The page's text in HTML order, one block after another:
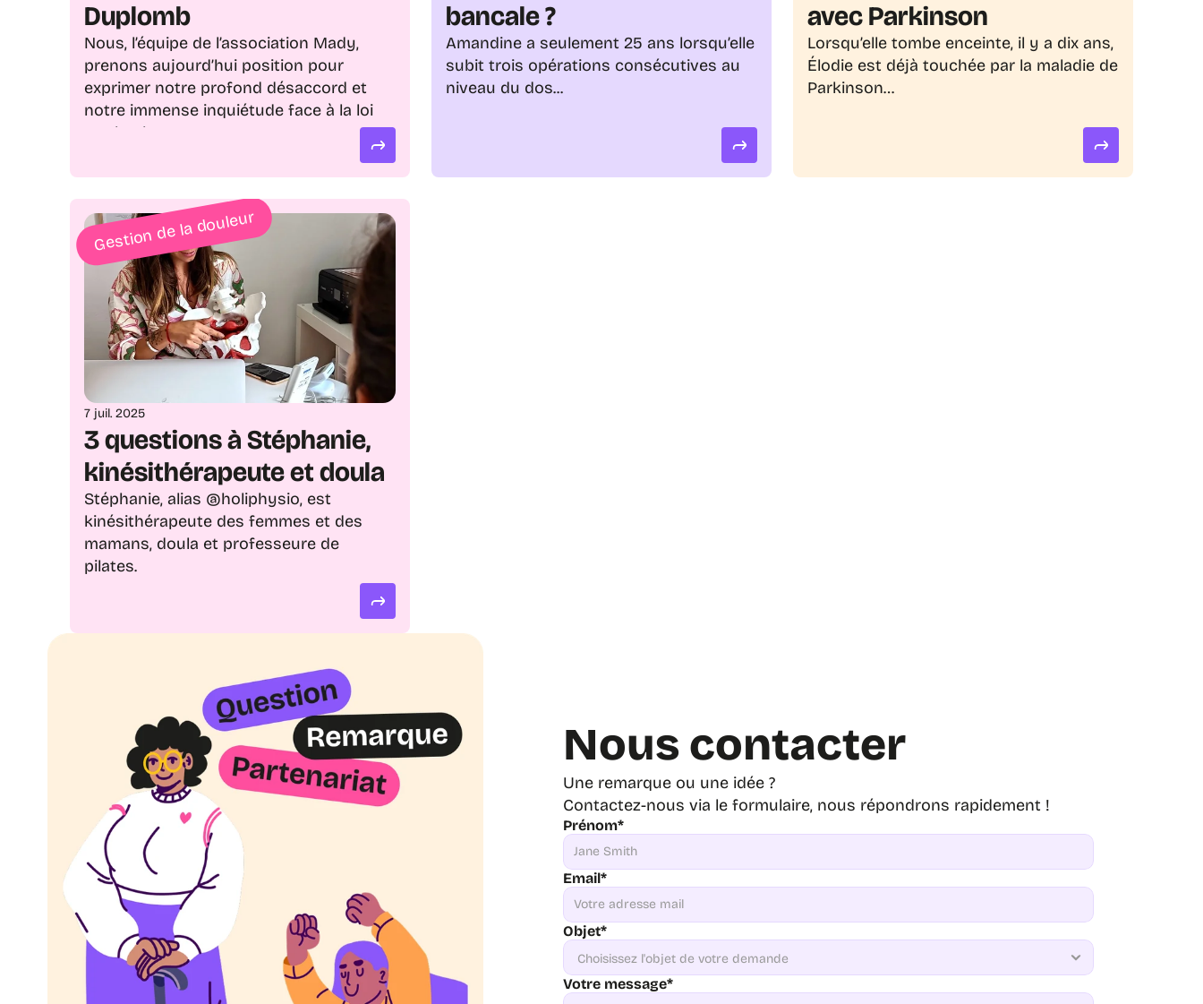
Duplomb
Nous, l’équipe de l’association Mady,
prenons aujourd’hui position pour
exprimer notre profond désaccord et
notre immense inquiétude face à la loi
Duplomb.
bancale ?
Amandine a seulement 25 ans lorsqu’elle
subit trois opérations consécutives au
niveau du dos...
avec Parkinson
Lorsqu’elle tombe enceinte, il y a dix ans,
Élodie est déjà touchée par la maladie de
Parkinson…
Gestion de la douleur
7 juil. 2025
3 questions à Stéphanie,
kinésithérapeute et doula
Stéphanie, alias @holiphysio, est
kinésithérapeute des femmes et des
mamans, doula et professeure de
pilates.
Nous contacter
Une remarque ou une idée ?
Contactez-nous via le formulaire, nous répondrons rapidement !
Prénom*
Email*
Objet*
Votre message*